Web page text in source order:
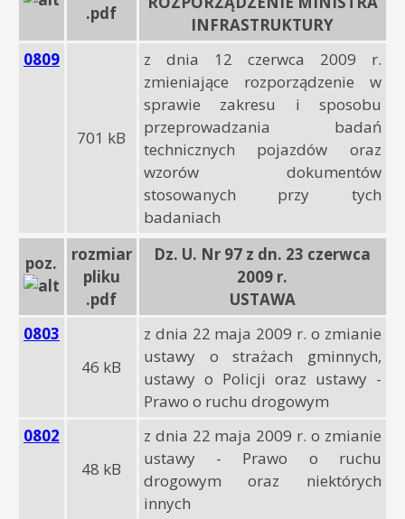
.pdf
INFRASTRUKTURY
0809
701 kB
z dnia 12 czerwca 2009 r.
zmieniające rozporządzenie w
sprawie zakresu i sposobu
przeprowadzania badań
technicznych pojazdów oraz
wzorów dokumentów
stosowanych przy tych
badaniach
poz.
rozmiar
pliku
.pdf
Dz. U. Nr 97 z dn. 23 czerwca
2009 r.
USTAWA
0803
46 kB
z dnia 22 maja 2009 r. o zmianie
ustawy o strażach gminnych,
ustawy o Policji oraz ustawy -
Prawo o ruchu drogowym
0802
48 kB
z dnia 22 maja 2009 r. o zmianie
ustawy - Prawo o ruchu
drogowym oraz niektórych
innych